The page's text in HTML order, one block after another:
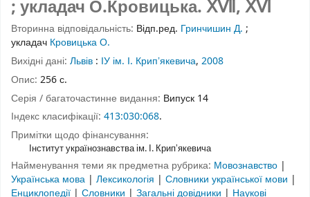
; укладач О.Кровицька.ⅩⅦ,ⅩⅥ
Вторинна відповідальність: Відп.ред. Гринчишин Д. ;
укладач Кровицька О.
Вихідні дані: Львів : ІУ ім. І. Крипʼякевича, 2008
Опис: 256 с.
Серія / багаточастинне видання: Випуск 14
Індекс класифікації: 413:030:068.
Примітки щодо фінансування:
Інститут українознавства ім. І. Крипʼякевича
Найменування теми як предметна рубрика: Мовознавство |
Українська мова | Лексикологія | Словники української мови |
Енциклопедії | Словники | Загальні довідники | Наукові